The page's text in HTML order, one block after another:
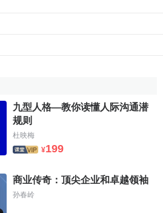
企業的生產過程在很大程度上是
調來完成的，大企業的垂直管理
這種被 熊彼特稱為“創造性毀滅”的創
消費欲望得到滿足，效用獲得最大
善和多功能機器的有效利用保證了
受到替代品和潛在進入者
新水桶原理”，企業總是用自己強優
相結合，組成靈活的單元或團體。
九型人格—教你读懂人际沟通潜
规则
杜映梅
¥199
商业传奇：顶尖企业和卓越领袖
孙春岭